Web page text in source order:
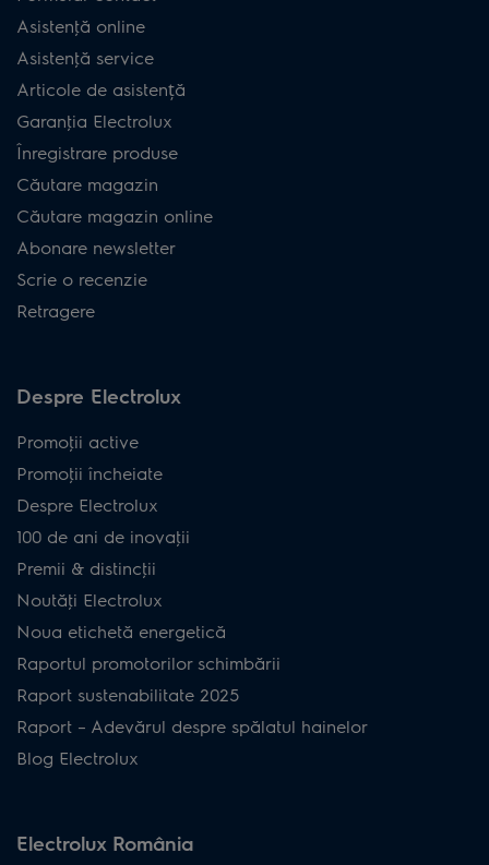
Asistenţă online
Asistenţă service
Articole de asistență
Garanţia Electrolux
Înregistrare produse
Căutare magazin
Căutare magazin online
Abonare newsletter
Scrie o recenzie
Retragere
Despre Electrolux
Promoţii active
Promoţii încheiate
Despre Electrolux
100 de ani de inovaţii
Premii & distincţii
Noutăţi Electrolux
Noua etichetă energetică
Raportul promotorilor schimbării
Raport sustenabilitate 2025
Raport – Adevărul despre spălatul hainelor
Blog Electrolux
Electrolux România